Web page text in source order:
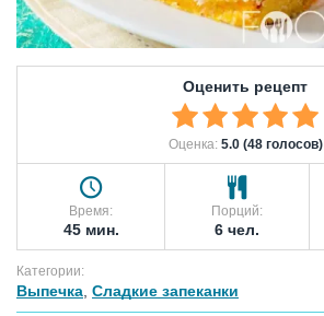
Оценить рецепт
Оценка: 5.0 (48 голосов)
Время:
45 мин.
Порций:
6 чел.
Категории:
Выпечка Сладкие запеканки